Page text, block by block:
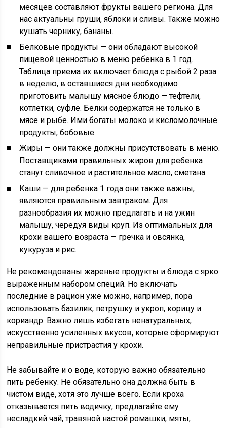
месяцев составляют фрукты вашего региона. Для
нас актуальны груши, яблоки и сливы. Также можно
кушать чернику, бананы.
Белковые продукты — они обладают высокой
пищевой ценностью в меню ребенка в 1 год.
Таблица приема их включает блюда с рыбой 2 раза
в неделю, в оставшиеся дни необходимо
приготовить малышу мясное блюдо — тефтели,
котлетки, суфле. Белки содержатся не только в
мясе и рыбе. Ими богаты молоко и кисломолочные
продукты, бобовые.
Жиры — они также должны присутствовать в меню.
Поставщиками правильных жиров для ребенка
станут сливочное и растительное масло, сметана.
Каши — для ребенка 1 года они также важны,
являются правильным завтраком. Для
разнообразия их можно предлагать и на ужин
малышу, чередуя виды круп. Из оптимальных для
крохи вашего возраста — гречка и овсянка,
кукуруза и рис.
Не рекомендованы жареные продукты и блюда с ярко
выраженным набором специй. Но включать
последние в рацион уже можно, например, пора
использовать базилик, петрушку и укроп, корицу и
кориандр. Важно лишь избегать ненатуральных,
искусственно усиленных вкусов, которые сформируют
неправильные пристрастия у крохи.
Не забывайте и о воде, которую важно обязательно
пить ребенку. Не обязательно она должна быть в
чистом виде, хотя это лучше всего. Если кроха
отказывается пить водичку, предлагайте ему
несладкий чай, травяной настой ромашки, мяты,